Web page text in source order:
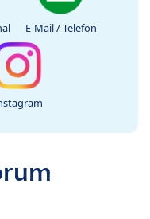
E-Mail / Telefon